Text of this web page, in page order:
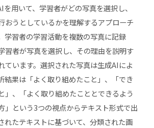
用いて、学習者がどの写真を選択し、
おうとしているかを理解するアプローチ
学習者の学習活動を複数の写真に記録
習者が写真を選択し、その理由を説明す
ています。選択された写真は生成AIによ
結果は「よく取り組めたこと」、「でき
」、「よく取り組めたこととできるよう
」という3つの視点からテキスト形式で出
れたテキストに基づいて、分類された画